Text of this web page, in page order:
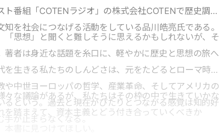
ト番組「COTENラジオ」の株式会社COTENで歴史調査
知を社会につなげる活動をしている品川皓亮氏である。
「思想」と聞くと難しそうに思えるかもしれないが、そ
著者は身近な話題を糸口に、軽やかに歴史と思想の旅へ
を生きる私たちのしんどさは、元をたどるとローマ時代
や中世ヨーロッパの哲学、産業革命、そしてアメリカの
るという。過去と現在がぴたりとつながる感覚は知的好
手が止まらなくなる。
々な議論があるが、私たちはその枠の中で生きていかな
を踏まえて、資本主義とどう付き合っていくべきか